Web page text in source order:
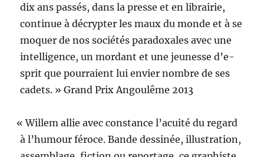
dix ans passés, dans la presse et en librairie,
con­tin­ue à décrypter les maux du monde et à se
moquer de nos sociétés para­doxales avec une
intel­li­gence, un mor­dant et une jeunesse d’e­
sprit que pour­raient lui envi­er nom­bre de ses
cadets. » Grand Prix Angoulême 2013
« Willem allie avec con­stance l’acuité du regard
à l’hu­mour féroce. Bande dess­inée, illus­tra­tion,